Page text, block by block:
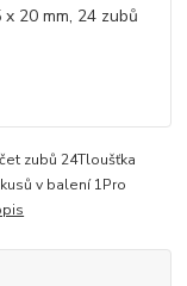
zubů 24Tloušťka
v balení 1Pro